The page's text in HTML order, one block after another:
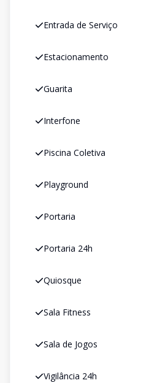
Entrada de Serviço
Estacionamento
Guarita
Interfone
Piscina Coletiva
Playground
Portaria
Portaria 24h
Quiosque
Sala Fitness
Sala de Jogos
Vigilância 24h